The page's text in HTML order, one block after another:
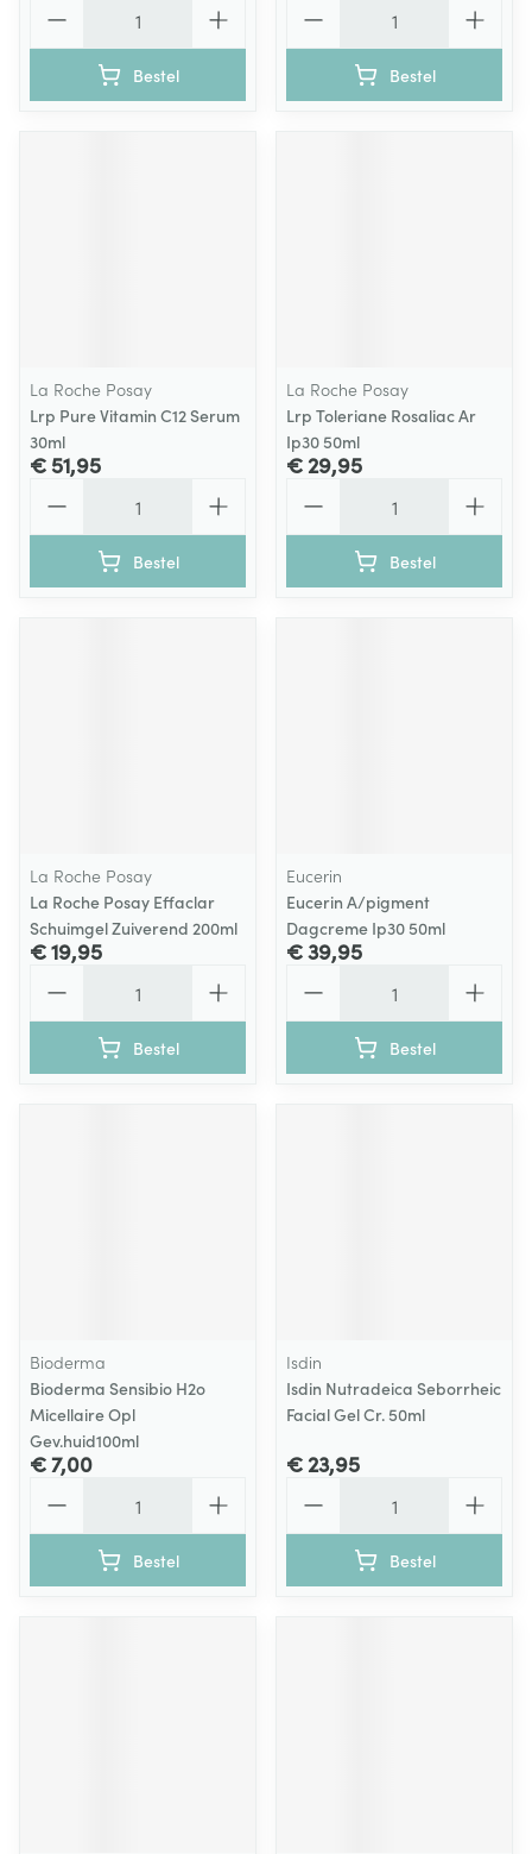
Bestel Bestel
La Roche Posay
Lrp Pure Vitamin C12 Serum
30ml
€ 51,95
Bestel
La Roche Posay
Lrp Toleriane Rosaliac Ar
Ip30 50ml
€ 29,95
Bestel
La Roche Posay
La Roche Posay Effaclar
Schuimgel Zuiverend 200ml
€ 19,95
Bestel
Eucerin
Eucerin A/pigment
Dagcreme Ip30 50ml
€ 39,95
Bestel
Bioderma
Bioderma Sensibio H2o
Micellaire Opl
Gev.huid100ml
€ 7,00
Bestel
Isdin
Isdin Nutradeica Seborrheic
Facial Gel Cr. 50ml
€ 23,95
Bestel